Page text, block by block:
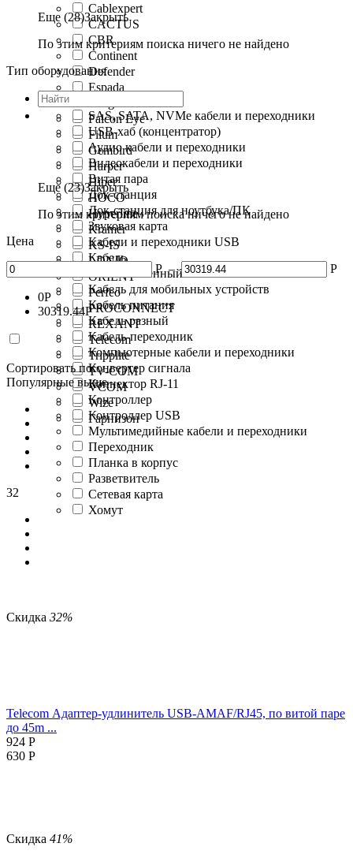
Cablexpert
CACTUS
CBR
Continent
Defender
Espada
Falcon Eye
Filum
Gembird
Harper
Hiper
HOCO
Hyperline
Kramer
KS-IS
LDNIO
ORIENT
Perfeo
PROCONNECT
REXANT
Telecom
Tripplite
TV-COM
VCOM
Wize
Гарнизон
Еще (28)Закрыть
По этим критериям поиска ничего не найдено
Тип оборудования
SAS, SATA, NVMe кабели и переходники
USB-хаб (концентратор)
Аудио кабели и переходники
Видеокабели и переходники
Витая пара
Док-станция
Док-станция для ноутбука/ПК
Звуковая карта
Кабели и переходники USB
Кабель
Кабель антенный
Кабель для мобильных устройств
Кабель питания
Кабель разный
Кабель-переходник
Компьютерные кабели и переходники
Конвертер сигнала
Коннектор RJ-11
Контроллер
Контроллер USB
Мультимедийные кабели и переходники
Переходник
Планка в корпус
Разветвитель
Сетевая карта
Хомут
Еще (23)Закрыть
По этим критериям поиска ничего не найдено
Цена
Р – Р
0Р
30319.44Р
Сортировать по:
Популярные выше
32
Скидка 32%
Telecom Адаптер-удлинитель USB-AMAF/RJ45, по витой паре
до 45m ...
924 Р
630 Р
Скидка 41%